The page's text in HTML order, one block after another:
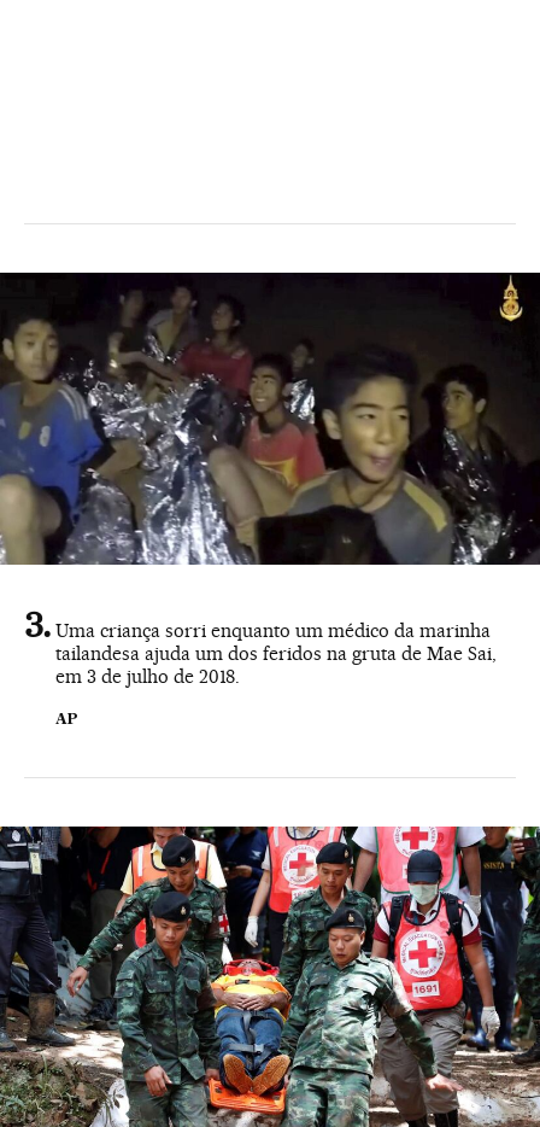
Uma criança sorri enquanto um médico da marinha
tailandesa ajuda um dos feridos na gruta de Mae Sai,
em 3 de julho de 2018.
AP